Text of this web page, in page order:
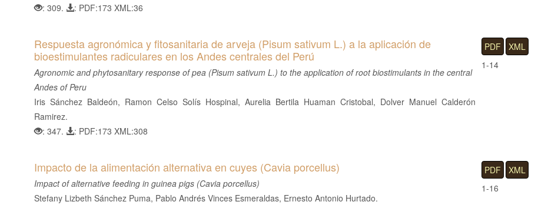
: 309.
: PDF:173 XML:36
Respuesta agronómica y fitosanitaria de arveja (Pisum sativum L.) a la aplicación de
bioestimulantes radiculares en los Andes centrales del Perú
Agronomic and phytosanitary response of pea (Pisum sativum L.) to the application of root biostimulants in the central
Andes of Peru
Iris Sánchez Baldeón, Ramon Celso Solís Hospinal, Aurelia Bertila Huaman Cristobal, Dolver Manuel Calderón
Ramirez.
: 347.
: PDF:173 XML:308
PDF
XML
1-14
Impacto de la alimentación alternativa en cuyes (Cavia porcellus)
Impact of alternative feeding in guinea pigs (Cavia porcellus)
Stefany Lizbeth Sánchez Puma, Pablo Andrés Vinces Esmeraldas, Ernesto Antonio Hurtado.
PDF
XML
1-16